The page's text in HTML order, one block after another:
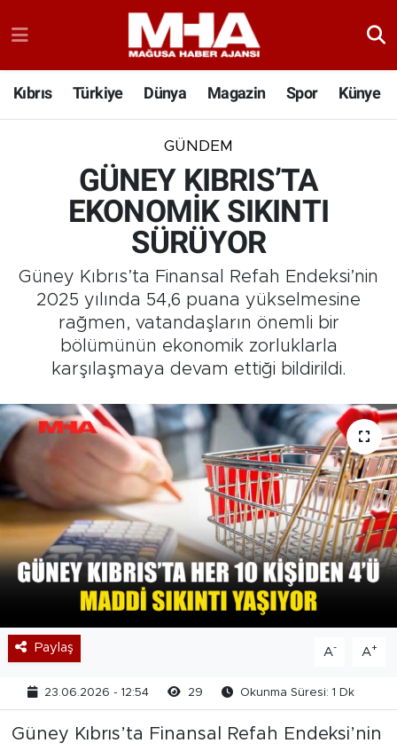
Kıbrıs Türkiye Dünya Magazin Spor Künye
GÜNDEM
GÜNEY KIBRIS’TA
EKONOMİK SIKINTI
SÜRÜYOR
Güney Kıbrıs’ta Finansal Refah Endeksi’nin
2025 yılında 54,6 puana yükselmesine
rağmen, vatandaşların önemli bir
bölümünün ekonomik zorluklarla
karşılaşmaya devam ettiği bildirildi.
Paylaş A- A+
23.06.2026 - 12:54 29 Okunma Süresi: 1 Dk
Güney Kıbrıs’ta Finansal Refah Endeksi’nin